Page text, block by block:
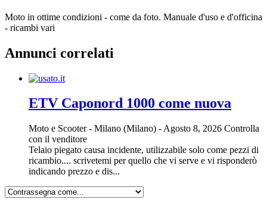
Moto in ottime condizioni - come da foto. Manuale d'uso e d'officina
- ricambi vari
Annunci correlati
ETV Caponord 1000 come nuova
Moto e Scooter- Milano (Milano) - Agosto 8, 2026 Controlla
con il venditore
Telaio piegato causa incidente, utilizzabile solo come pezzi di
ricambio.... scrivetemi per quello che vi serve e vi risponderò
indicando prezzo e dis...